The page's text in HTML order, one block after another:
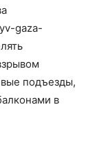
gaza-
подъезды,
в